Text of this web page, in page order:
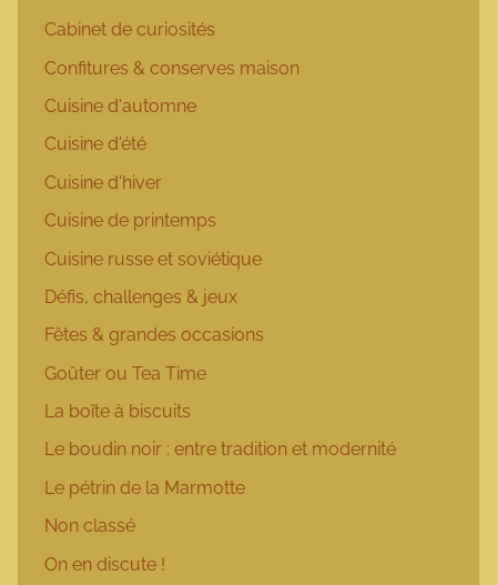
Cabinet de curiosités
Confitures & conserves maison
Cuisine d'automne
Cuisine d'été
Cuisine d'hiver
Cuisine de printemps
Cuisine russe et soviétique
Défis, challenges & jeux
Fêtes & grandes occasions
Goûter ou Tea Time
La boîte à biscuits
Le boudin noir : entre tradition et modernité
Le pétrin de la Marmotte
Non classé
On en discute !